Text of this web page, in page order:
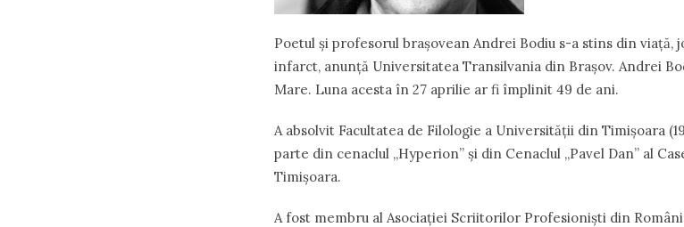
Poetul şi profesorul braşovean Andrei Bodiu s-a stins din viaţă,
infarct, anunţă Universitatea Transilvania din Braşov. Andrei
Mare. Luna acesta în 27 aprilie ar fi împlinit 49 de ani.
A absolvit Facultatea de Filologie a Universităţii din Timişoara
parte din cenaclul ,,Hyperion” şi din Cenaclul ,,Pavel Dan” al
Timişoara.
A fost membru al Asociaţiei Scriitorilor Profesionişti din